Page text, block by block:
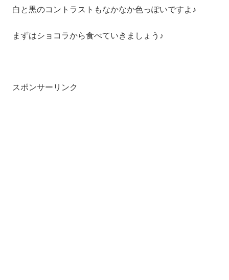
白と黒のコントラストもなかなか色っぽいですよ♪
まずはショコラから食べていきましょう♪
スポンサーリンク